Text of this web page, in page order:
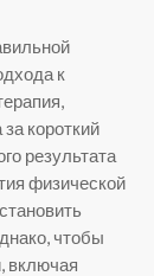
к
короткий
результата
физической
чтобы
включая